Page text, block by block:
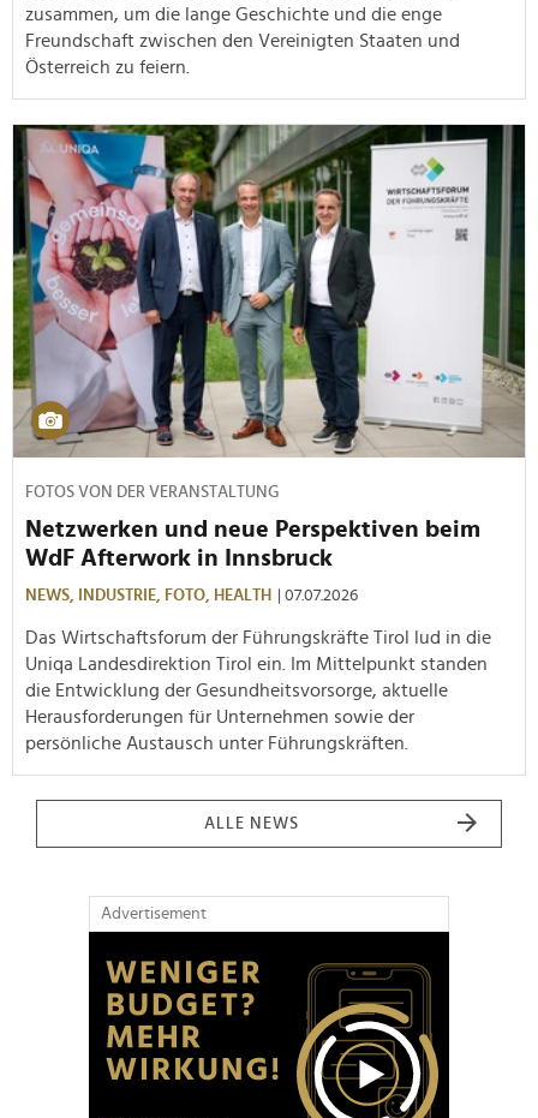
zusammen, um die lange Geschichte und die enge
Freundschaft zwischen den Vereinigten Staaten und
Österreich zu feiern.
FOTOS VON DER VERANSTALTUNG
Netzwerken und neue Perspektiven beim
WdF Afterwork in Innsbruck
NEWS, INDUSTRIE, FOTO, HEALTH | 07.07.2026
Das Wirtschaftsforum der Führungskräfte Tirol lud in die
Uniqa Landesdirektion Tirol ein. Im Mittelpunkt standen
die Entwicklung der Gesundheitsvorsorge, aktuelle
Herausforderungen für Unternehmen sowie der
persönliche Austausch unter Führungskräften.
ALLE NEWS
Advertisement